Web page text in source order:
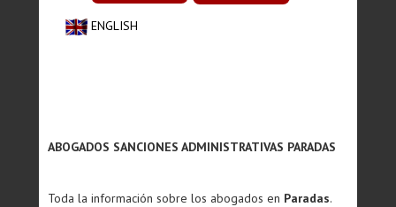
ENGLISH
ABOGADOS SANCIONES ADMINISTRATIVAS PARADAS
Toda la información sobre los abogados en Paradas.